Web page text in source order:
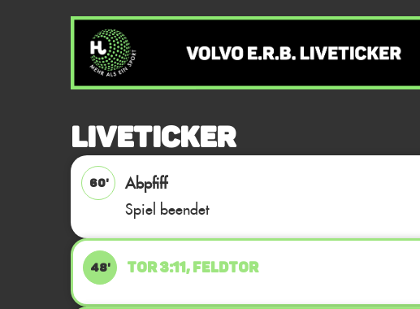
Liveticker
60'
Abpfiff
Spiel beendet
48' TOR 3:11, FELDTOR